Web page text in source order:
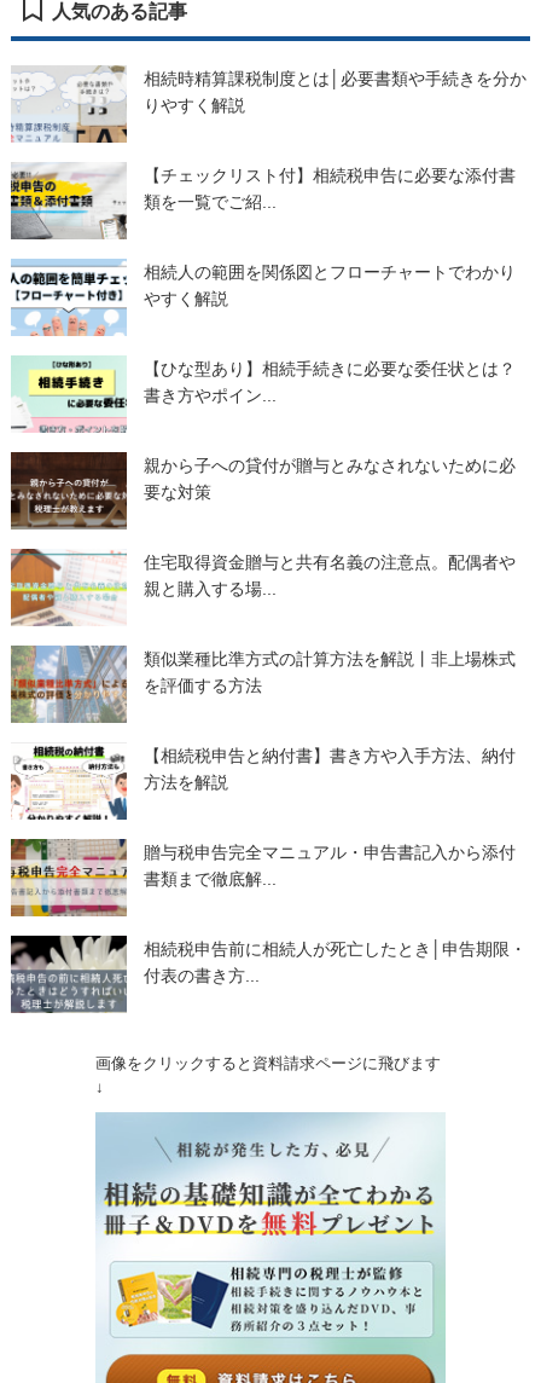
人気のある記事
相続時精算課税制度とは│必要書類や手続きを分か
りやすく解説
【チェックリスト付】相続税申告に必要な添付書
類を一覧でご紹...
相続人の範囲を関係図とフローチャートでわかり
やすく解説
【ひな型あり】相続手続きに必要な委任状とは？
書き方やポイン...
親から子への貸付が贈与とみなされないために必
要な対策
住宅取得資金贈与と共有名義の注意点。配偶者や
親と購入する場...
類似業種比準方式の計算方法を解説丨非上場株式
を評価する方法
【相続税申告と納付書】書き方や入手方法、納付
方法を解説
贈与税申告完全マニュアル・申告書記入から添付
書類まで徹底解...
相続税申告前に相続人が死亡したとき│申告期限・
付表の書き方...
画像をクリックすると資料請求ページに飛びます
↓